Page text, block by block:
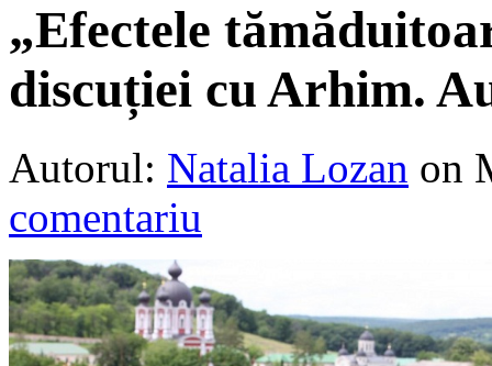
„Efectele
discuției cu Arhim.
Autorul: Natalia Lozan on
comentariu